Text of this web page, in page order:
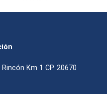
Km 1 CP. 20670